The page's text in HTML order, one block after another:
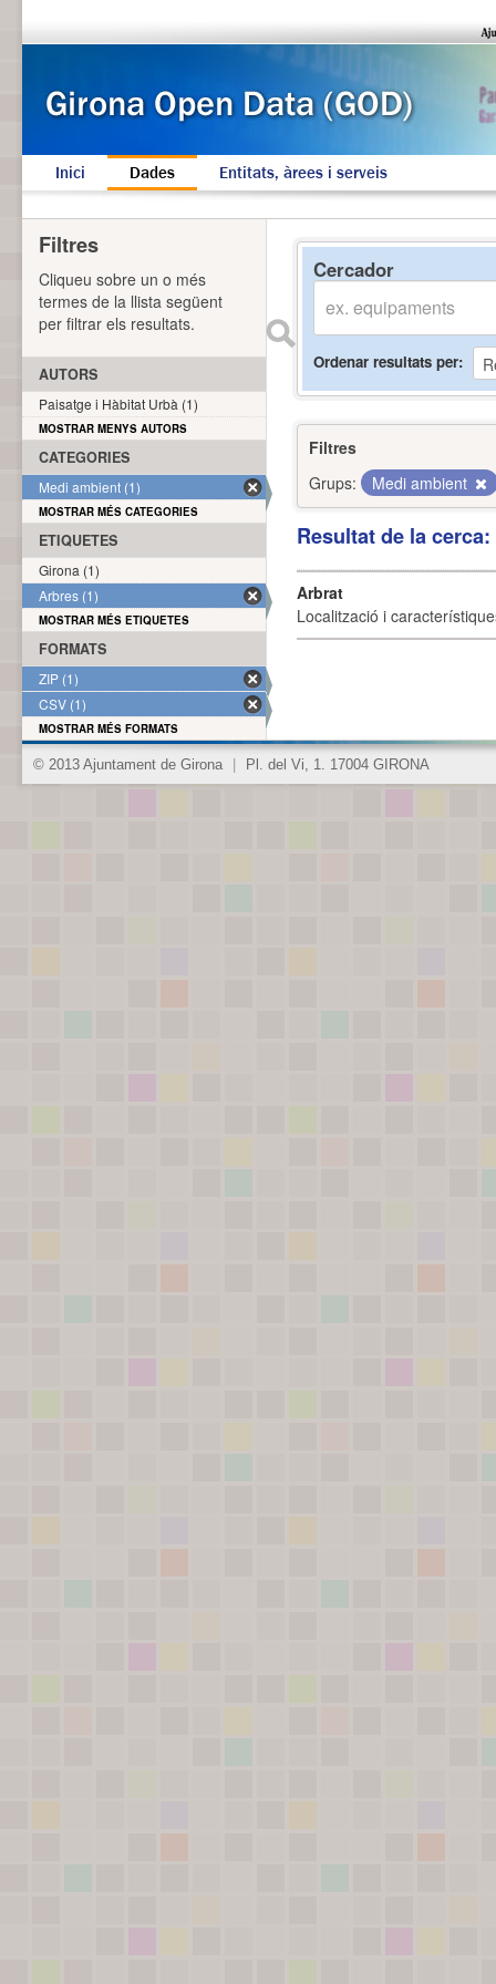
Inici Dades Entitats, àrees i serveis
Cercador
Ordenar resultats per
Filtres
Grups:
Medi ambient
Resultat de la
Arbrat
Localització i
Filtres
Cliqueu sobre un o més
termes de la llista següent
per filtrar els resultats.
AUTORS
Paisatge i Hàbitat Urbà (1)
MOSTRAR MENYS AUTORS
CATEGORIES
Medi ambient (1)
MOSTRAR MÉS CATEGORIES
ETIQUETES
Girona (1)
Arbres (1)
MOSTRAR MÉS ETIQUETES
FORMATS
ZIP (1)
CSV (1)
MOSTRAR MÉS FORMATS
© 2013 Ajuntament de Girona Pl. del Vi, 1. 17004 GIRONA